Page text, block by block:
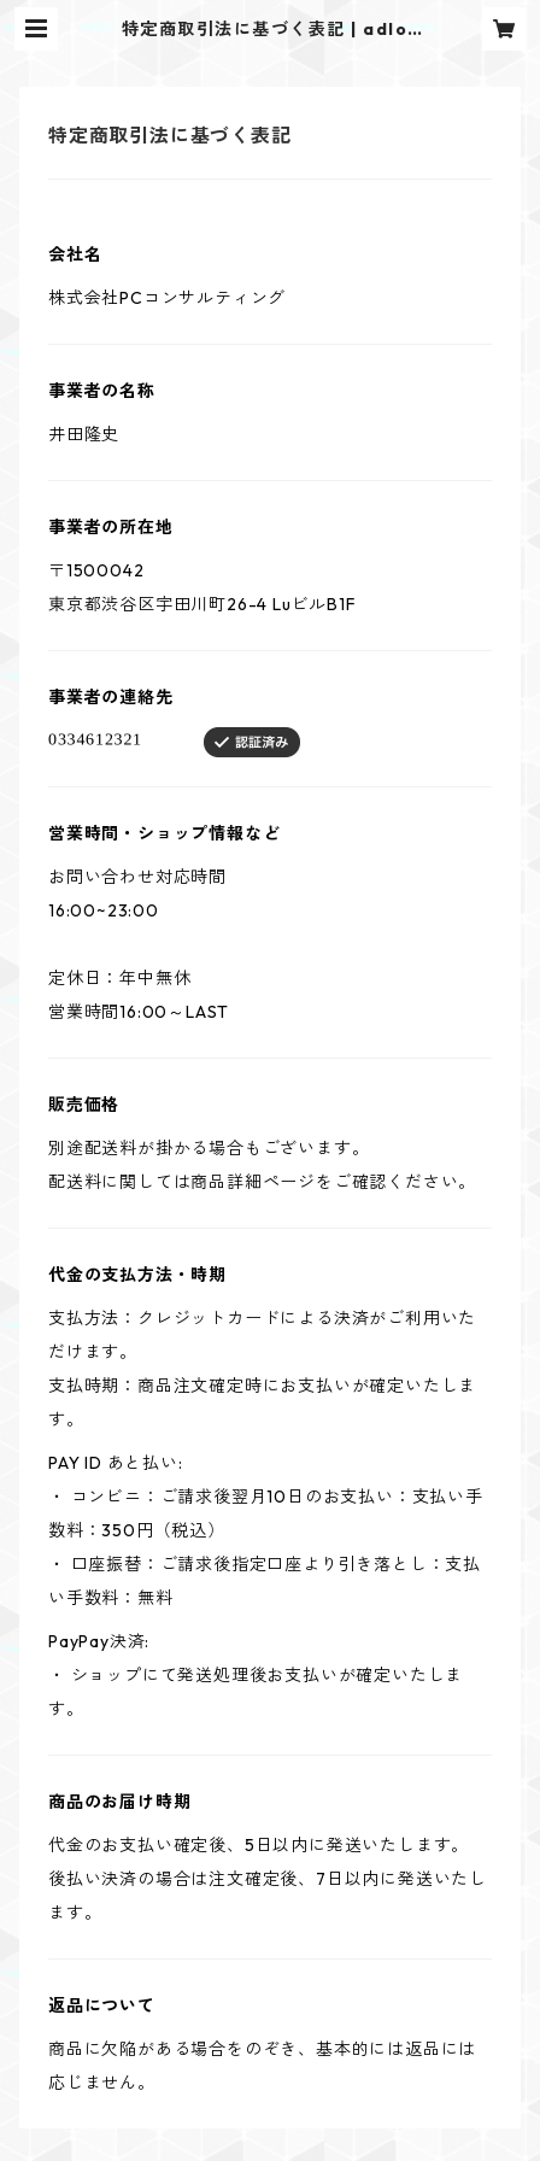
特定商取引法に基づく表記 | adlov
特定商取引法に基づく表記
会社名
株式会社PCコンサルティング
事業者の名称
井田隆史
事業者の所在地
〒1500042
東京都渋谷区宇田川町26-4 LuビルB1F
事業者の連絡先
営業時間・ショップ情報など
お問い合わせ対応時間
16:00~23:00
定休日：年中無休
営業時間16:00～LAST
販売価格
別途配送料が掛かる場合もございます。
配送料に関しては商品詳細ページをご確認ください。
代金の支払方法・時期
支払方法：クレジットカードによる決済がご利用いた
だけます。
支払時期：商品注文確定時にお支払いが確定いたしま
す。
PAY ID あと払い:
・ コンビニ：ご請求後翌月10日のお支払い：支払い手
数料：350円（税込）
・ 口座振替：ご請求後指定口座より引き落とし：支払
い手数料：無料
PayPay決済:
・ ショップにて発送処理後お支払いが確定いたしま
す。
商品のお届け時期
代金のお支払い確定後、5日以内に発送いたします。
後払い決済の場合は注文確定後、7日以内に発送いたし
ます。
返品について
商品に欠陥がある場合をのぞき、基本的には返品には
応じません。